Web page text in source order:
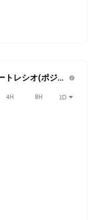
トレシオ(ポジシ
4H 8H 1D